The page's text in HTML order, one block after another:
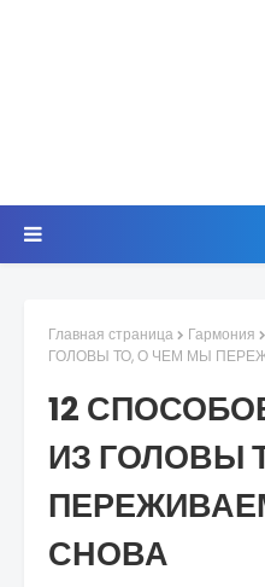
Главная страница Гармония
ГОЛОВЫ ТО, О ЧЕМ МЫ
12
ИЗ ГОЛОВЫ
СНОВА